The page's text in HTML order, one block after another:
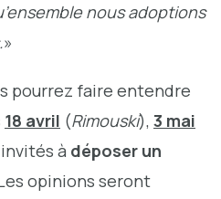
nous adoptions
»
pourrez faire entendre
18 avril (Rimouski), 3 mai
à déposer un
opinions seront